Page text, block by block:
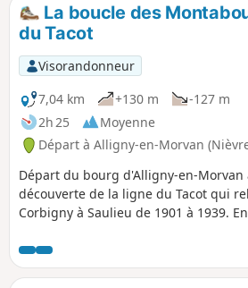
La boucle des
du Tacot
Visorandonneur
7,04 km
+130 m
-127 m
2h 25
Moyenne
Départ à Alligny-en-Morvan
Départ du bourg d'Alligny-en-Morvan
découverte de la ligne du Tacot qui
Corbigny à Saulieu de 1901 à 1939. En
Tour d'Ocle, après avoir traversé la
retour se fait par un joli chemin avec